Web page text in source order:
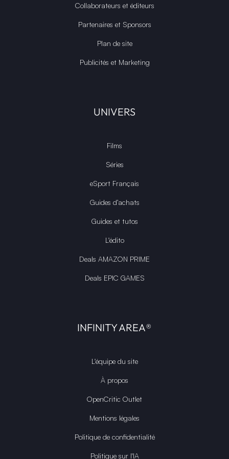
Collaborateurs et éditeurs
Partenaires et Sponsors
Plan de site
Publicités et Marketing
UNIVERS
Films
Séries
eSport Français
Guides d’achats
Guides et tutos
L'édito
Deals AMAZON PRIME
Deals EPIC GAMES
INFINITY AREA®
L'équipe du site
À propos
OpenCritic Outlet
Mentions légales
Politique de confidentialité
Politique sur l'IA